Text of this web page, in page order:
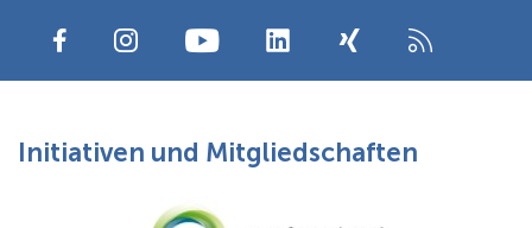
Initiativen und Mitgliedschaften